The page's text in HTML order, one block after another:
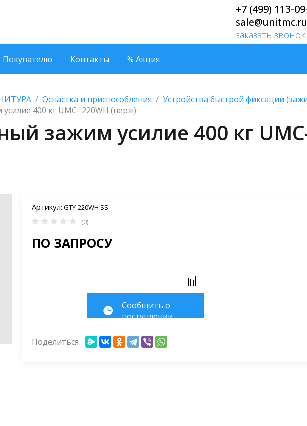
Покупателю Контакты % Акция
+7 (499) 113-
sale@unitmc.ru
заказать звонок
  /
Оснастка и приспособления
  /
Устройства быстрой фиксации
усилие 400 кг UMC- 220WH (нерж)
зажим усилие 400 кг
Артикул: GTY-220WH SS
(0)
ПО ЗАПРОСУ
Cообщить о
поступлении
Поделиться